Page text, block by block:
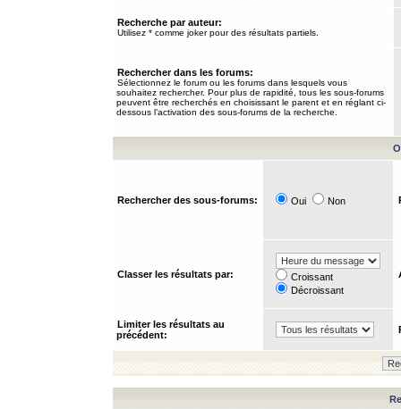
Recherche par auteur:
Utilisez * comme joker pour des résultats partiels.
Rechercher dans les forums:
Sélectionnez le forum ou les forums dans lesquels vous
souhaitez rechercher. Pour plus de rapidité, tous les sous-forums
peuvent être recherchés en choisissant le parent et en réglant ci-
dessous l’activation des sous-forums de la recherche.
Rechercher des sous-forums: Oui Non
Classer les résultats par:
Croissant
Décroissant
Limiter les résultats au
précédent: